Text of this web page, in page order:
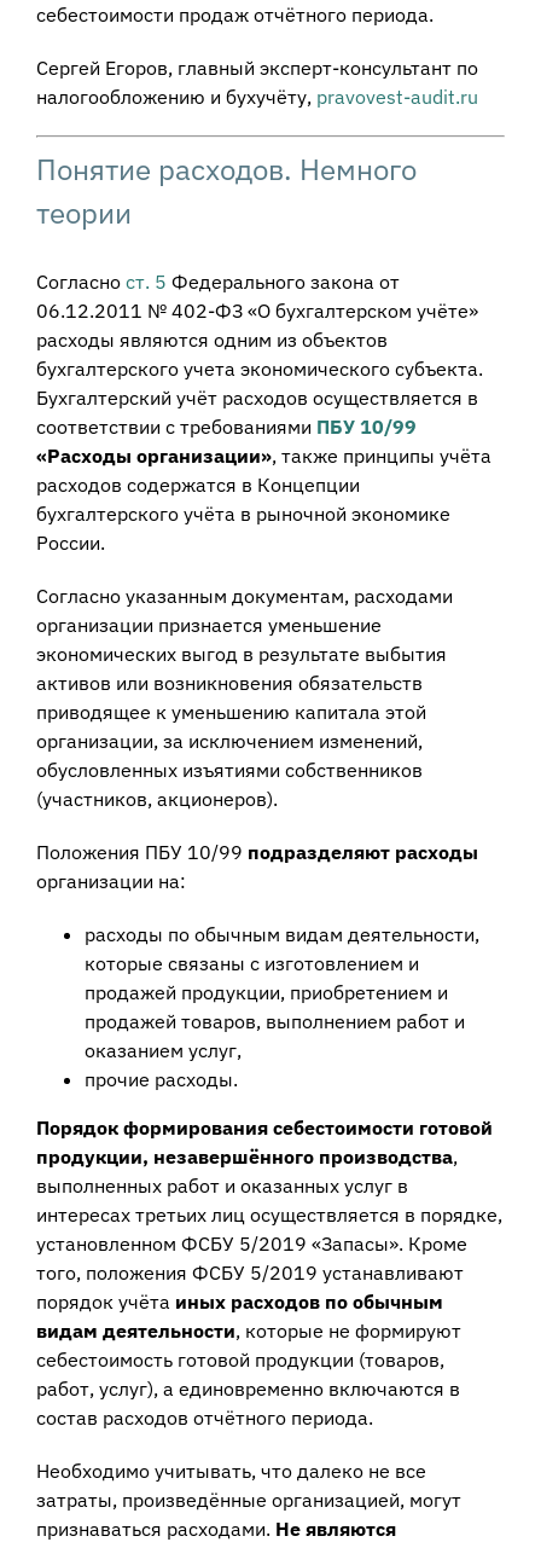
себестоимости продаж отчётного периода.
Сергей Егоров, главный эксперт-консультант по
налогообложению и бухучёту, pravovest-audit.ru
Понятие расходов. Немного
теории
Согласно ст. 5 Федерального закона от
06.12.2011 № 402-ФЗ «О бухгалтерском учёте»
расходы являются одним из объектов
бухгалтерского учета экономического субъекта.
Бухгалтерский учёт расходов осуществляется в
соответствии с требованиями ПБУ 10/99
«Расходы организации», также принципы учёта
расходов содержатся в Концепции
бухгалтерского учёта в рыночной экономике
России.
Согласно указанным документам, расходами
организации признается уменьшение
экономических выгод в результате выбытия
активов или возникновения обязательств
приводящее к уменьшению капитала этой
организации, за исключением изменений,
обусловленных изъятиями собственников
(участников, акционеров).
Положения ПБУ 10/99 подразделяют расходы
организации на:
расходы по обычным видам деятельности,
которые связаны с изготовлением и
продажей продукции, приобретением и
продажей товаров, выполнением работ и
оказанием услуг,
прочие расходы.
Порядок формирования себестоимости готовой
продукции, незавершённого производства,
выполненных работ и оказанных услуг в
интересах третьих лиц осуществляется в порядке,
установленном ФСБУ 5/2019 «Запасы». Кроме
того, положения ФСБУ 5/2019 устанавливают
порядок учёта иных расходов по обычным
видам деятельности, которые не формируют
себестоимость готовой продукции (товаров,
работ, услуг), а единовременно включаются в
состав расходов отчётного периода.
Необходимо учитывать, что далеко не все
затраты, произведённые организацией, могут
признаваться расходами. Не являются